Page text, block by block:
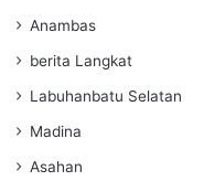
Anambas
berita Langkat
Labuhanbatu Selatan
Madina
Asahan